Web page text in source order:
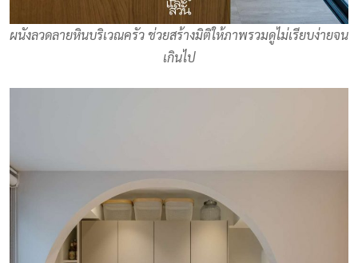
ผนังลวดลายหินบริเวณครัว ช่วยสร้างมิติให้ภาพรวมดูไม่เรียบง่ายจน
เกินไป